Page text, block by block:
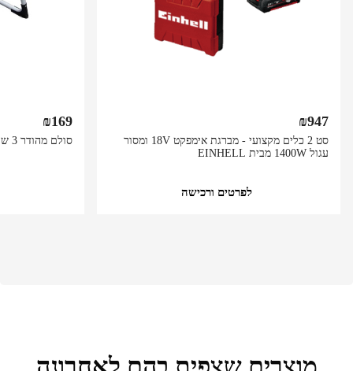
סט 2 כלים מקצועי - מברגת אימפקט 18V ומסור
עגול 1400W מבית EINHELL
₪947
לפרטים ורכישה
סולם מהודר 3 שלבים רחבים מעולה ויציב
₪169